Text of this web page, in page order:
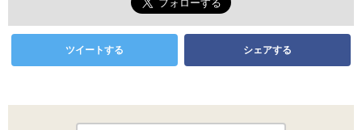
ツイートする シェアする